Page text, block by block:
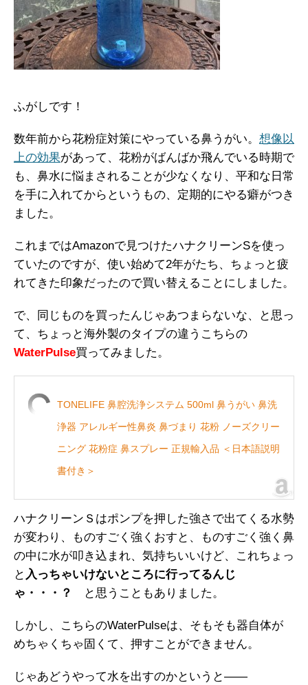
ふがしです！
数年前から花粉症対策にやっている鼻うがい。 想像以
上の効果があって、花粉がばんばか飛んでいる時期で
も、鼻水に悩まされることが少なくなり、平和な日常
を手に入れてからというもの、定期的にやる癖がつき
ました。
これまではAmazonで見つけたハナクリーンSを使っ
ていたのですが、使い始めて2年がたち、ちょっと疲
れてきた印象だったので買い替えることにしました。
で、同じものを買ったんじゃあつまらないな、と思っ
て、ちょっと海外製のタイプの違うこちらの
WaterPulse買ってみました。
TONELIFE 鼻腔洗浄システム 500ml 鼻うがい 鼻洗
浄器 アレルギー性鼻炎 鼻づまり 花粉 ノーズクリー
ニング 花粉症 鼻スプレー 正規輸入品 ＜日本語説明
書付き＞
ハナクリーンＳはポンプを押した強さで出てくる水勢
が変わり、ものすごく強くおすと、ものすごく強く鼻
の中に水が叩き込まれ、気持ちいいけど、これちょっ
と 入っちゃいけないところに行ってるんじ
ゃ・・・？
と思うこともありました。
しかし、こちらのWaterPulseは、そもそも器自体が
めちゃくちゃ固くて、押すことができません。
じゃあどうやって水を出すのかというと――